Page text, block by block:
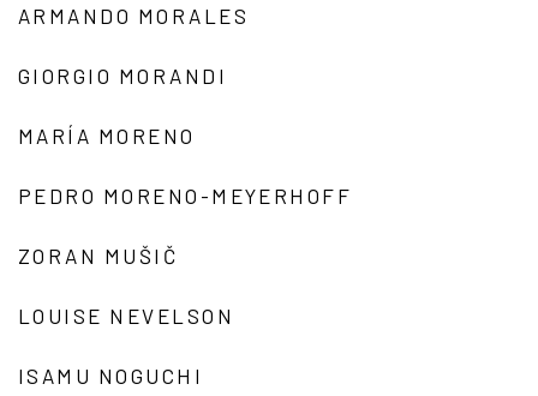
ARMANDO MORALES
GIORGIO MORANDI
MARÍA MORENO
PEDRO MORENO-MEYERHOFF
ZORAN MUŠIČ
LOUISE NEVELSON
ISAMU NOGUCHI